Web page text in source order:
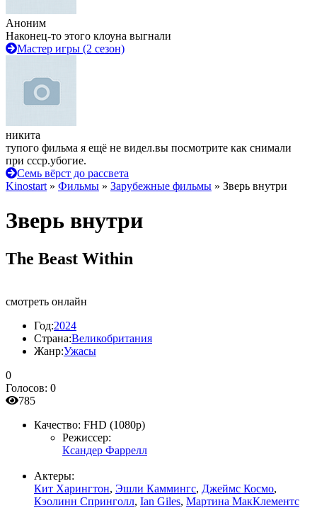
Аноним
Наконец-то этого клоуна выгнали
Мастер игры (2 сезон)
никита
тупого фильма я ещё не видел.вы посмотрите как снимали
при ссср.убогие.
Семь вёрст до рассвета
Kinostart » Фильмы » Зарубежные фильмы » Зверь внутри
Зверь внутри
The Beast Within
смотреть онлайн
Год:2024
Страна:Великобритания
Жанр:Ужасы
0
Голосов: 0
785
Качество: FHD (1080p)
Режиссер:
Ксандер Фаррелл
Актеры:
Кит Харингтон, Эшли Каммингс, Джеймс Космо,
Кэолинн Спринголл, Ian Giles, Мартина МакКлементс